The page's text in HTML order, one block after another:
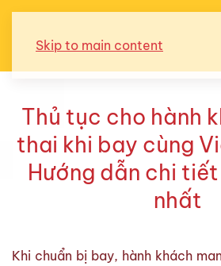
Skip to main content
Thủ tục cho hành
thai khi bay cùng
Hướng dẫn chi
nhất
Khi chuẩn bị bay, hành khách